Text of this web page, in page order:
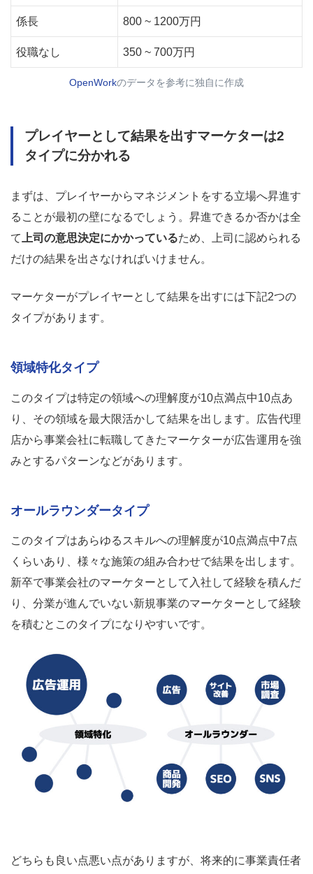
係長 800 ~ 1200万円
役職なし 350 ~ 700万円
OpenWorkのデータを参考に独自に作成
プレイヤーとして結果を出すマーケターは2
タイプに分かれる
まずは、プレイヤーからマネジメントをする立場へ昇進す
ることが最初の壁になるでしょう。昇進できるか否かは全
て
上司の意思決定にかかっているため、上司に認められる
だけの結果を出さなければいけません。
マーケターがプレイヤーとして結果を出すには下記2つの
タイプがあります。
領域特化タイプ
このタイプは特定の領域への理解度が10点満点中10点あ
り、その領域を最大限活かして結果を出します。広告代理
店から事業会社に転職してきたマーケターが広告運用を強
みとするパターンなどがあります。
オールラウンダータイプ
このタイプはあらゆるスキルへの理解度が10点満点中7点
くらいあり、様々な施策の組み合わせで結果を出します。
新卒で事業会社のマーケターとして入社して経験を積んだ
り、分業が進んでいない新規事業のマーケターとして経験
を積むとこのタイプになりやすいです。
どちらも良い点悪い点がありますが、将来的に事業責任者